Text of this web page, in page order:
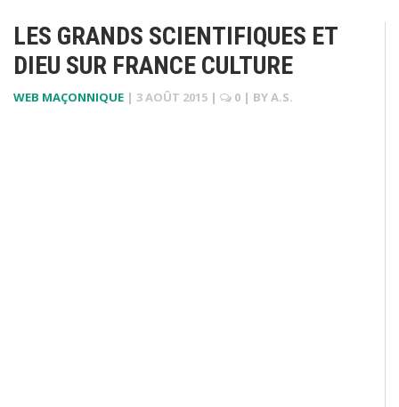
LES GRANDS SCIENTIFIQUES ET
DIEU SUR FRANCE CULTURE
WEB MAÇONNIQUE | 3 AOÛT 2015 | 0 | BYA.S.